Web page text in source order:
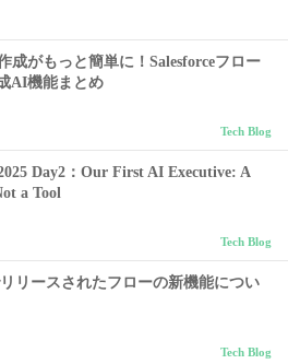
成がもっと簡単に！Salesforceフロー
AI機能まとめ
Tech Blog
Day2：Our First AI Executive: A
a Tool
Tech Blog
リースされたフローの新機能につい
Tech Blog